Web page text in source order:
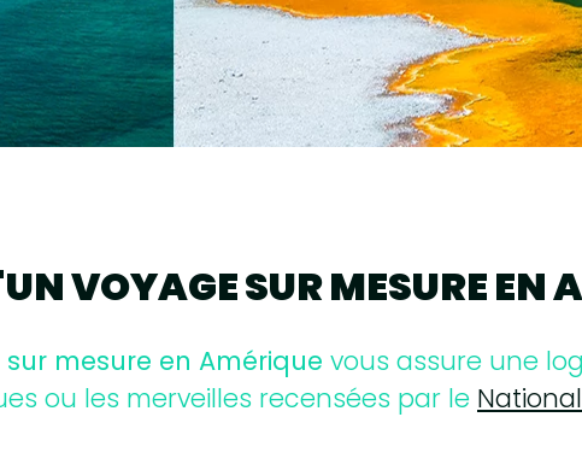
VOYAGE SUR MESURE EN
mesure en Amérique vous assure une
ou les merveilles recensées par le